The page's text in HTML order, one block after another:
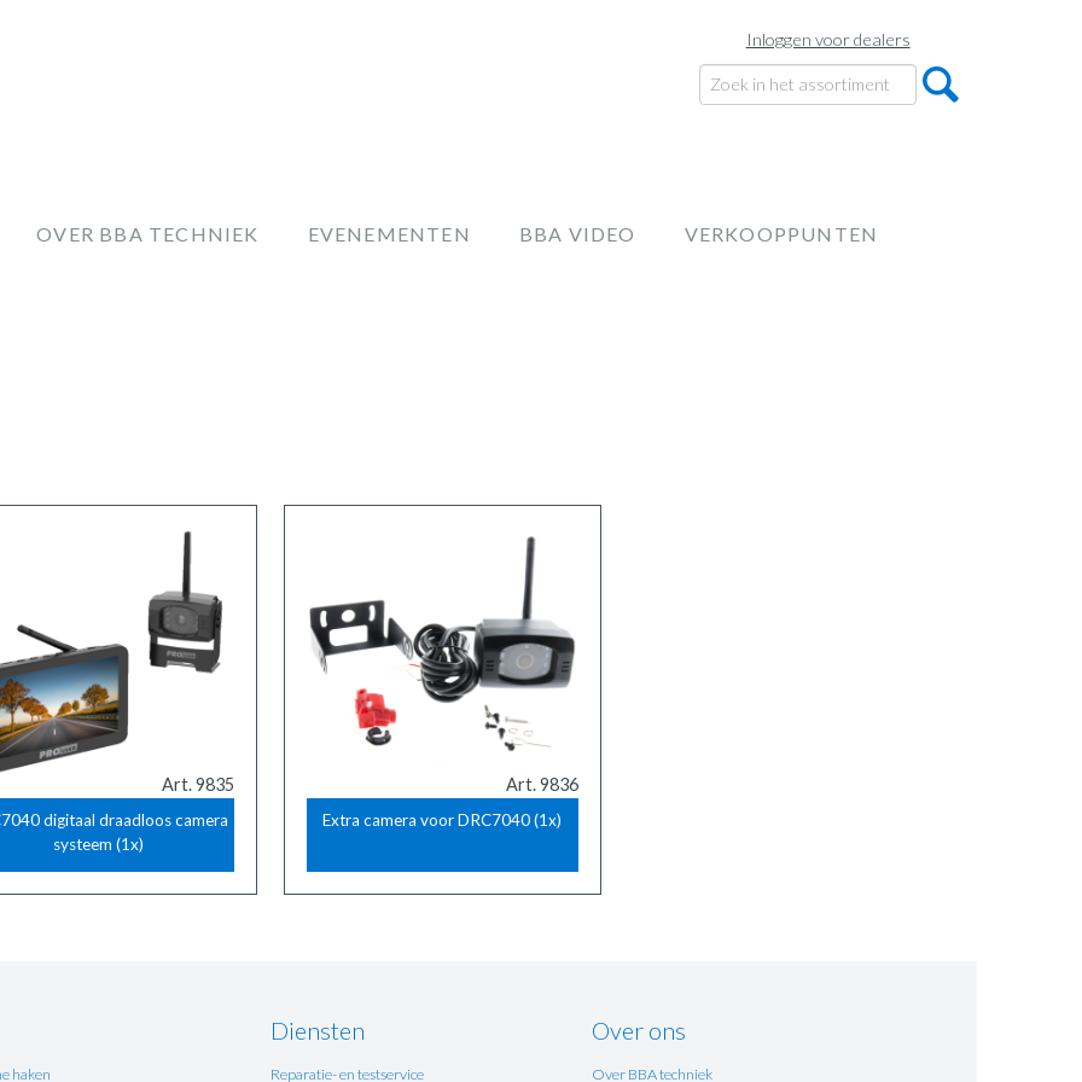
Inloggen voor dealers
OVER BBA TECHNIEK EVENEMENTEN BBA VIDEO VERKOOPPUNTEN
Art. 9835
digitaal draadloos camera
systeem (1x)
Art. 9836
Extra camera voor DRC7040 (1x)
haken
Diensten
Reparatie- en testservice
Over ons
Over BBA techniek